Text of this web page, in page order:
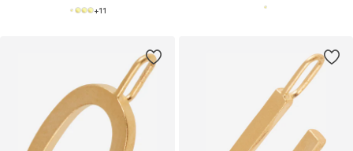
+11